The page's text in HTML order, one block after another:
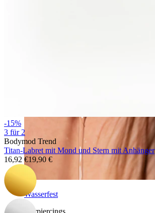
Wasserfest
Ohrpiercings
-15%
3 für 2
Bodymod Trend
Titan-Labret mit Mond und Stern mit Anhänger
16,92 €19,90 €